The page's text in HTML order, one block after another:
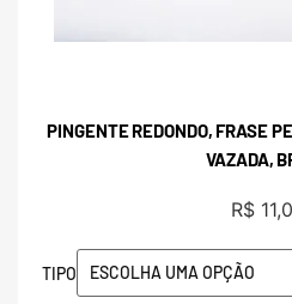
PINGENTE REDONDO, FRASE
VAZADA,
R$
TIPO